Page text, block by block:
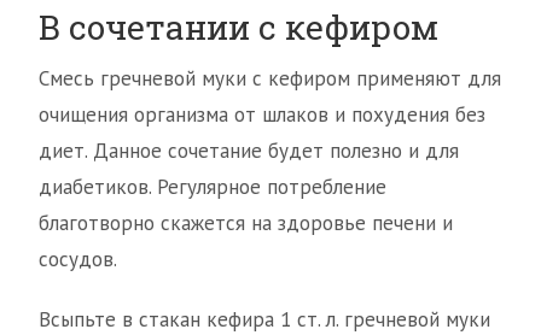
В сочетании с кефиром
Смесь гречневой муки с кефиром применяют для
очищения организма от шлаков и похудения без
диет. Данное сочетание будет полезно и для
диабетиков. Регулярное потребление
благотворно скажется на здоровье печени и
сосудов.
Всыпьте в стакан кефира 1 ст. л. гречневой муки